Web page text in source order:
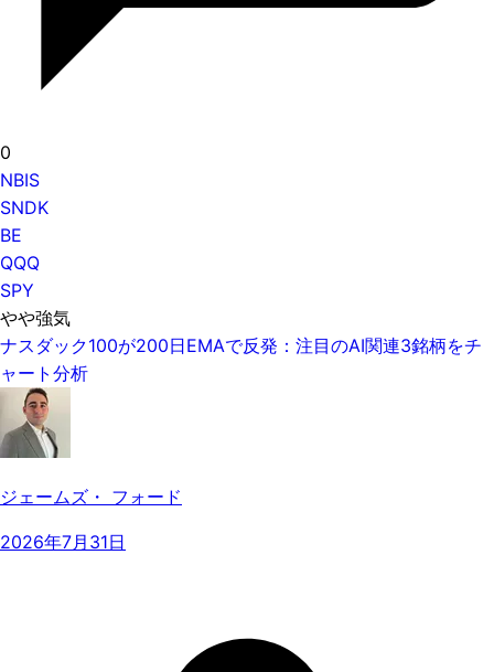
0
NBIS
SNDK
BE
QQQ
SPY
やや強気
ナスダック100が200日EMAで反発：注目のAI関連3銘柄をチ
ャート分析
ジェームズ・ フォード
2026年7月31日